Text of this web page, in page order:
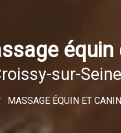
équin
sur-
MASSAGE ÉQUIN ET